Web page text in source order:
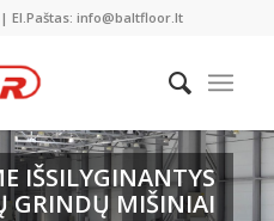
| El.Paštas: info@baltfloor.lt
IŠSILYGINANTYS
GRINDŲ MIŠINIAI